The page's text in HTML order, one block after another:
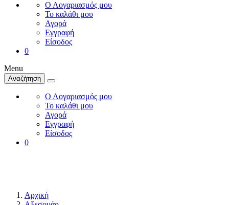
Ο Λογαριασμός μου
Το καλάθι μου
Αγορά
Εγγραφή
Είσοδος
0
Menu
Αναζήτηση
Ο Λογαριασμός μου
Το καλάθι μου
Αγορά
Εγγραφή
Είσοδος
0
Αρχική